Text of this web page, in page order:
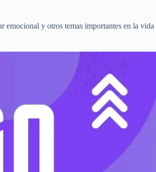
emocional y otros temas importantes en la vida